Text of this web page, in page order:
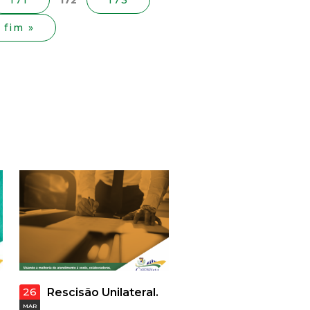
fim »
26
MAR
Rescisão Unilateral.